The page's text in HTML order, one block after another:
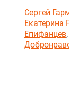
Сергей
Екатерина
Епифанцев,